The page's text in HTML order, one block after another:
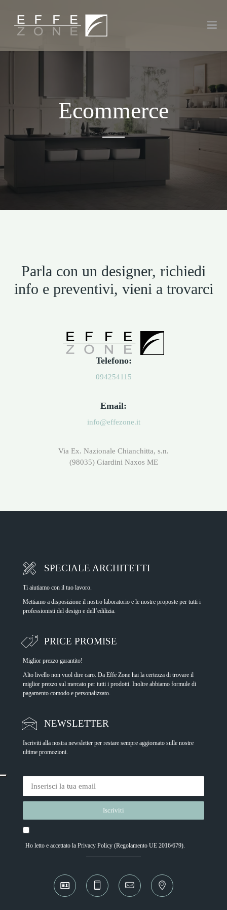
Ecommerce
Parla con un designer, richiedi
info e preventivi, vieni a trovarci
Telefono:
094254115
Email:
info@effezone.it
Via Ex. Nazionale Chianchitta, s.n.
(98035) Giardini Naxos ME
SPECIALE ARCHITETTI
Ti aiutiamo con il tuo lavoro.
Mettiamo a disposizione il nostro laboratorio e le nostre proposte per tutti i
professionisti del design e dell’edilizia.
PRICE PROMISE
Miglior prezzo garantito!
Alto livello non vuol dire caro. Da Effe Zone hai la certezza di trovare il
miglior prezzo sul mercato per tutti i prodotti. Inoltre abbiamo formule di
pagamento comodo e personalizzato.
NEWSLETTER
Iscriviti alla nostra newsletter per restare sempre aggiornato sulle nostre
ultime promozioni.
Ho letto e accettato la Privacy Policy(Regolamento UE 2016/679).
Alternative: